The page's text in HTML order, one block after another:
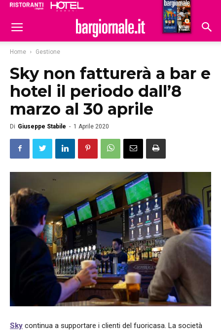
Hoteldomani
Home Gestione
Sky non fatturerà a bar e
hotel il periodo dall’8
marzo al 30 aprile
Di Giuseppe Stabile - 1 Aprile 2020
Sky continua a supportare i clienti del fuoricasa. La società